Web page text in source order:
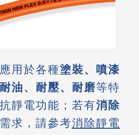
用於各種塗裝、噴漆
耐油、耐壓、耐磨等特
靜電功能；若有消除
求，請參考消除靜電